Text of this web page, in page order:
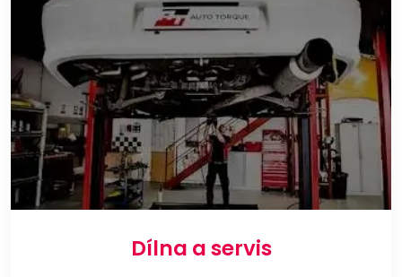
Dílna a servis